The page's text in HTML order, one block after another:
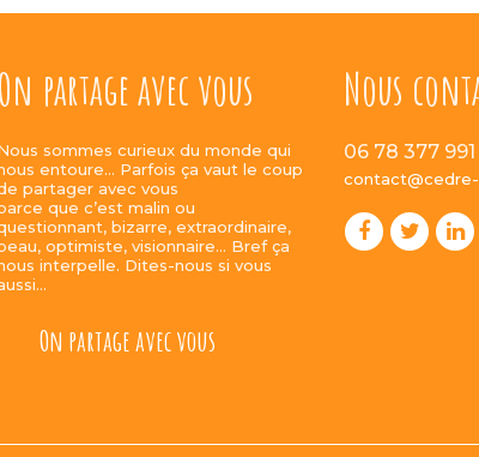
On partage avec vous
sommes curieux du monde qui
entoure… Parfois ça vaut le coup
partager avec vous
que c’est malin ou
bizarre, extraordinaire,
optimiste, visionnaire… Bref ça
interpelle. Dites-nous si vous
On partage avec vous
Nous
06 78 377 991